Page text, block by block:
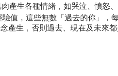
產生各種情緒，如哭泣、憤怒
值，這些無數「過去的你」
生，否則過去、現在及未來都